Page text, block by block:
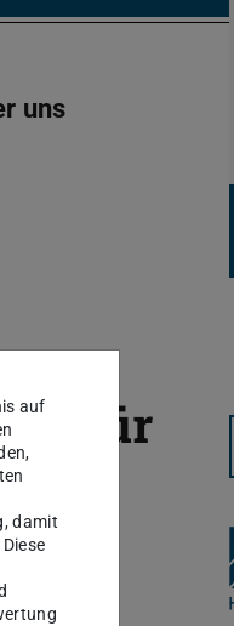
uns
für
auf
damit